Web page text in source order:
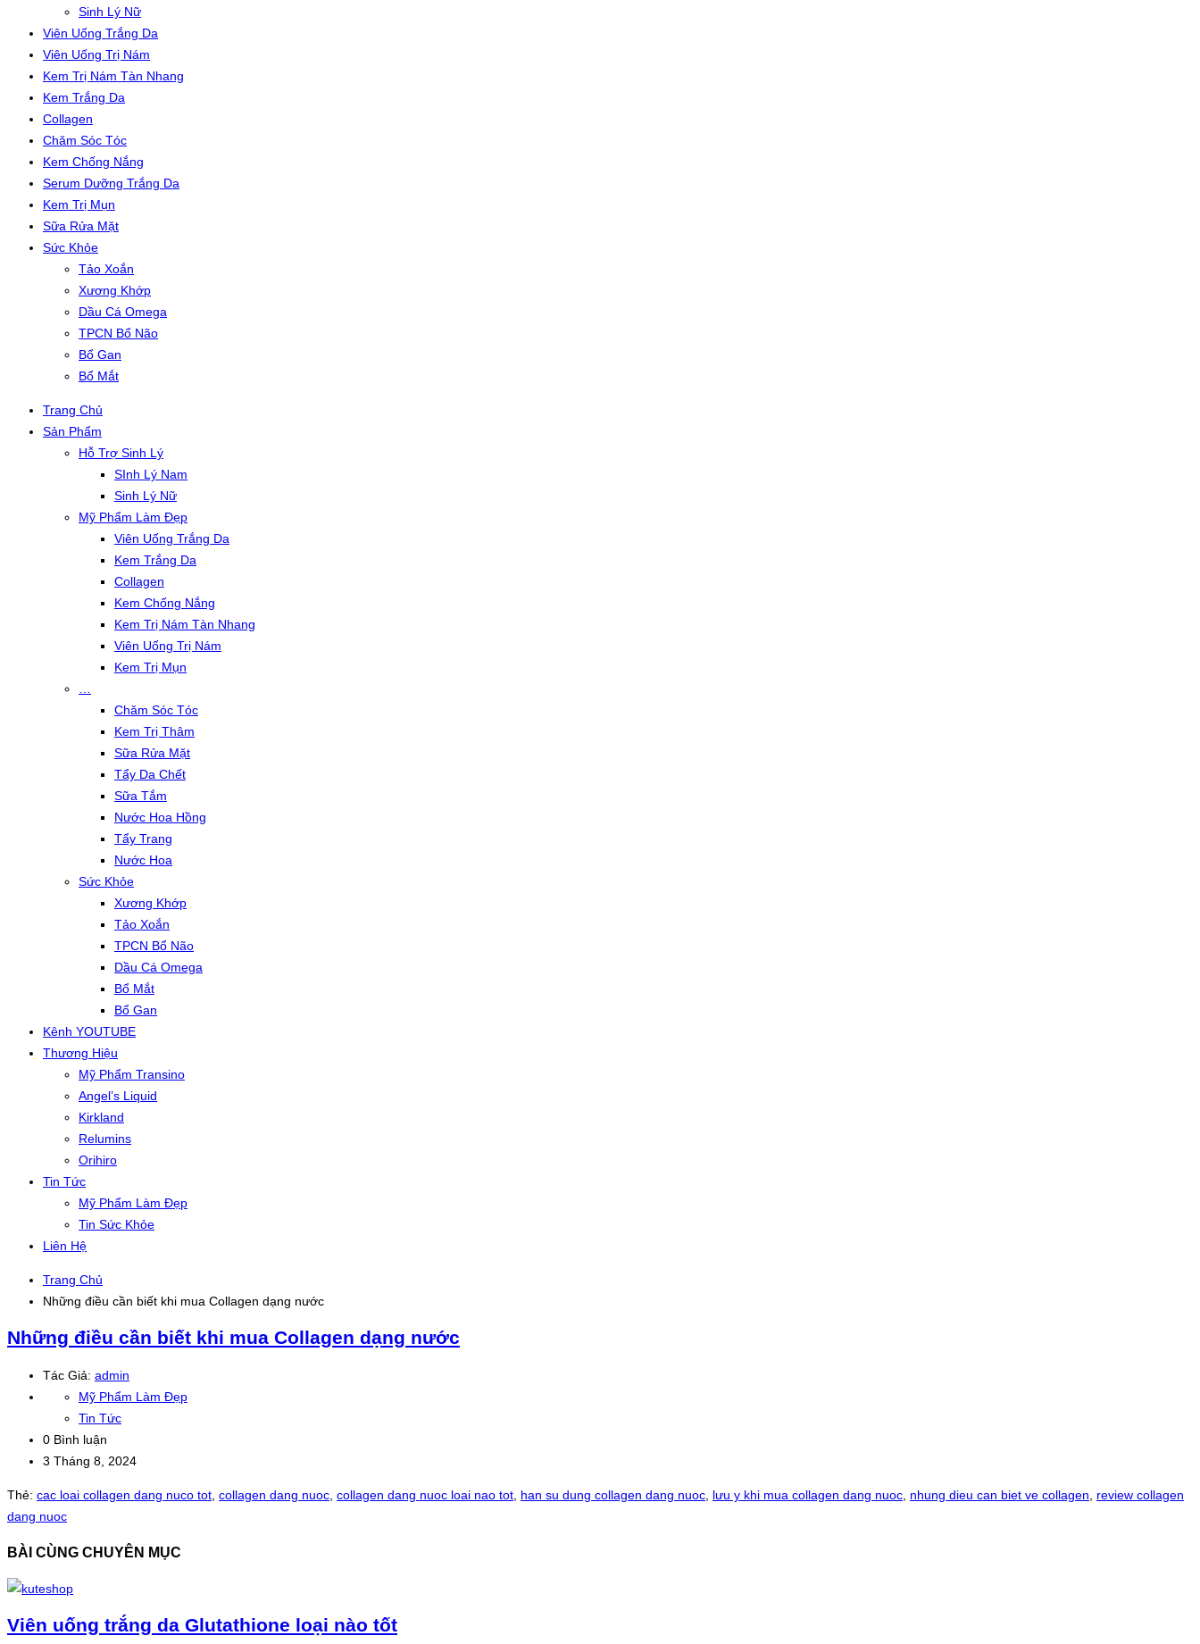
Sinh Lý Nữ
Viên Uống Trắng Da
Viên Uống Trị Nám
Kem Trị Nám Tàn Nhang
Kem Trắng Da
Collagen
Chăm Sóc Tóc
Kem Chống Nắng
Serum Dưỡng Trắng Da
Kem Trị Mụn
Sữa Rửa Mặt
Sức Khỏe
Tảo Xoắn
Xương Khớp
Dầu Cá Omega
TPCN Bổ Não
Bổ Gan
Bổ Mắt
Trang Chủ
Sản Phẩm
Hỗ Trợ Sinh Lý
SInh Lý Nam
Sinh Lý Nữ
Mỹ Phẩm Làm Đẹp
Viên Uống Trắng Da
Kem Trắng Da
Collagen
Kem Chống Nắng
Kem Trị Nám Tàn Nhang
Viên Uống Trị Nám
Kem Trị Mụn
Chăm Sóc Tóc
Kem Trị Thâm
Sữa Rửa Mặt
Tẩy Da Chết
Sữa Tắm
Nước Hoa Hồng
Tẩy Trang
Nước Hoa
Sức Khỏe
Xương Khớp
Tảo Xoắn
TPCN Bổ Não
Dầu Cá Omega
Bổ Mắt
Bổ Gan
Kênh YOUTUBE
Thương Hiệu
Mỹ Phẩm Transino
Angel’s Liquid
Kirkland
Relumins
Orihiro
Tin Tức
Mỹ Phẩm Làm Đẹp
Tin Sức Khỏe
Liên Hệ
Trang Chủ
Những điều cần biết khi mua Collagen dạng nước
Những điều cần biết khi mua Collagen dạng nước
Tác Giả: admin
Mỹ Phẩm Làm Đẹp
Tin Tức
0 Bình luận
3 Tháng 8, 2024
Thẻ: cac loai collagen dang nuco tot collagen dang nuoc collagen dang nuoc loai nao tot han su dung collagen dang nuoc lưu y khi mua collagen dang nuoc nhung dieu can biet ve collagen
review collagen
dang nuoc
BÀI CÙNG CHUYÊN MỤC
Viên uống trắng da Glutathione loại nào tốt